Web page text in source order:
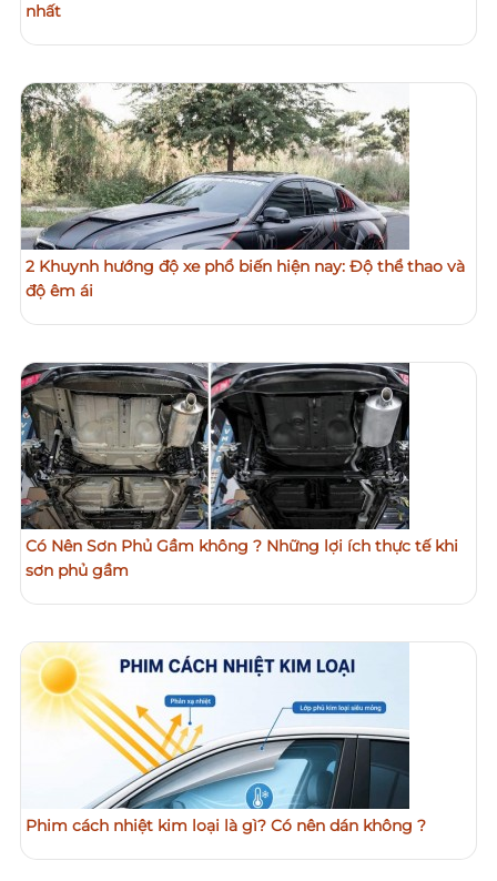
nhất
2 Khuynh hướng độ xe phổ biến hiện nay: Độ thể thao và
độ êm ái
Có Nên Sơn Phủ Gầm không ? Những lợi ích thực tế khi
sơn phủ gầm
Phim cách nhiệt kim loại là gì? Có nên dán không ?